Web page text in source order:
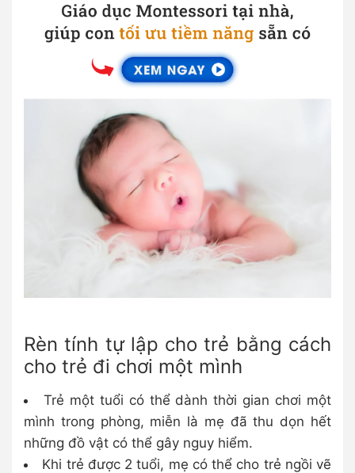
Rèn tính tự lập cho trẻ bằng cách
cho trẻ đi chơi một mình
Trẻ một tuổi có thể dành thời gian chơi một
mình trong phòng, miễn là mẹ đã thu dọn hết
những đồ vật có thể gây nguy hiểm.
Khi trẻ được 2 tuổi, mẹ có thể cho trẻ ngồi vẽ